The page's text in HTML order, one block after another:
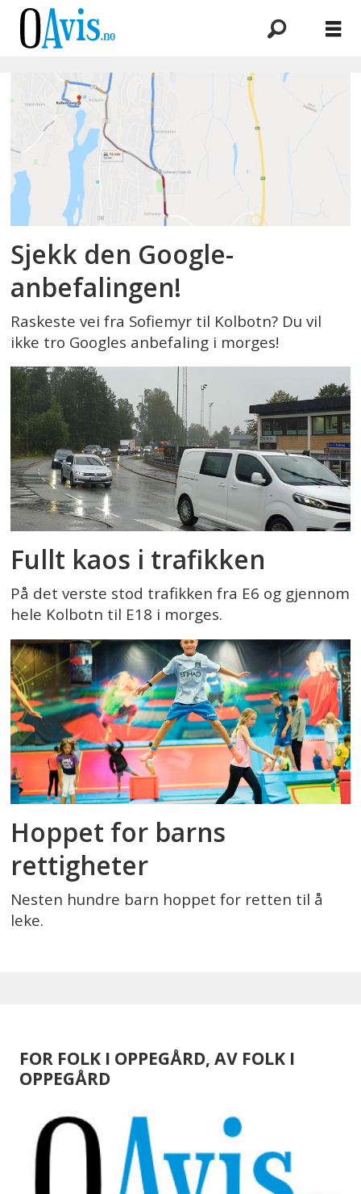
Emne:
rush
Sjekk den Google-
anbefalingen!
Raskeste vei fra Sofiemyr til Kolbotn? Du vil
ikke tro Googles anbefaling i morges!
Fullt kaos i trafikken
På det verste stod trafikken fra E6 og gjennom
hele Kolbotn til E18 i morges.
Hoppet for barns
rettigheter
Nesten hundre barn hoppet for retten til å
leke.
FOR FOLK I OPPEGÅRD, AV FOLK I
OPPEGÅRD